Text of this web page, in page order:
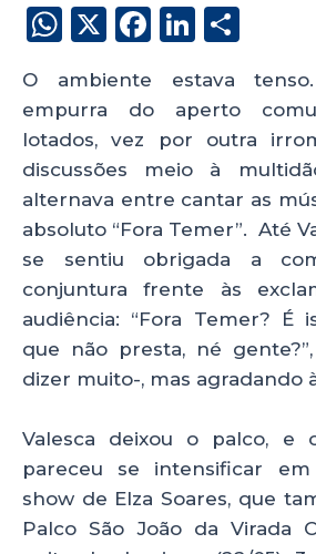
W
a
ts
A
p
p
X
F
c
e
b
o
o
k
Li
k
e
dI
n
a
re
O ambiente estava
empurra do aperto
lotados, vez por outra
discussões meio à
alternava entre cantar as
absoluto “Fora Temer”. Até
se sentiu obrigada a
conjuntura frente às
audiência: “Fora Temer? É
que não presta, né
dizer muito-, mas agradando
Valesca deixou o palco, e
pareceu se intensificar
show de Elza Soares, que
Palco São João da Virada